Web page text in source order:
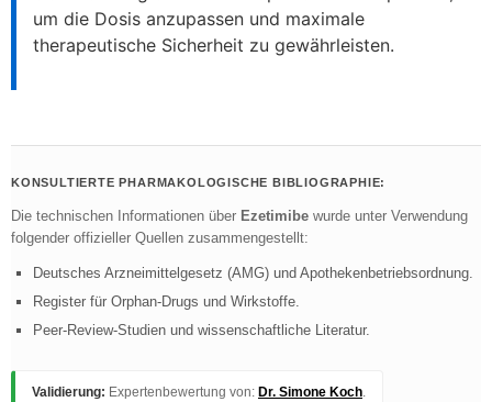
um die Dosis anzupassen und maximale
therapeutische Sicherheit zu gewährleisten.
KONSULTIERTE PHARMAKOLOGISCHE BIBLIOGRAPHIE:
Die technischen Informationen über Ezetimibe wurde unter Verwendung
folgender offizieller Quellen zusammengestellt:
Deutsches Arzneimittelgesetz (AMG) und Apothekenbetriebsordnung.
Register für Orphan-Drugs und Wirkstoffe.
Peer-Review-Studien und wissenschaftliche Literatur.
Validierung: Expertenbewertung von: Dr. Simone Koch.